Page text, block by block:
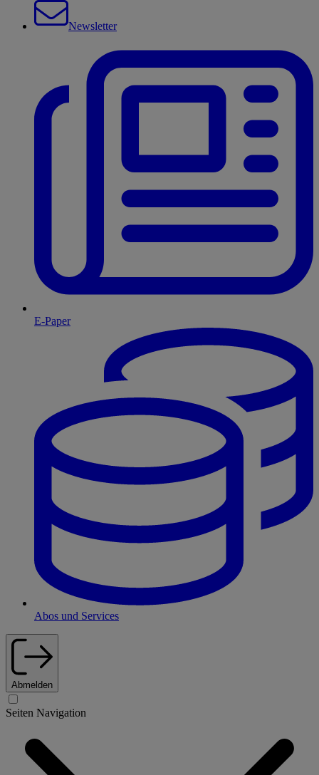
Newsletter
E-Paper
Abos und Services
Abmelden
Seiten Navigation